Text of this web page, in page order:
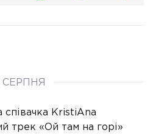
СЕРПНЯ
співачка KristiAna
трек «Ой там на горі»